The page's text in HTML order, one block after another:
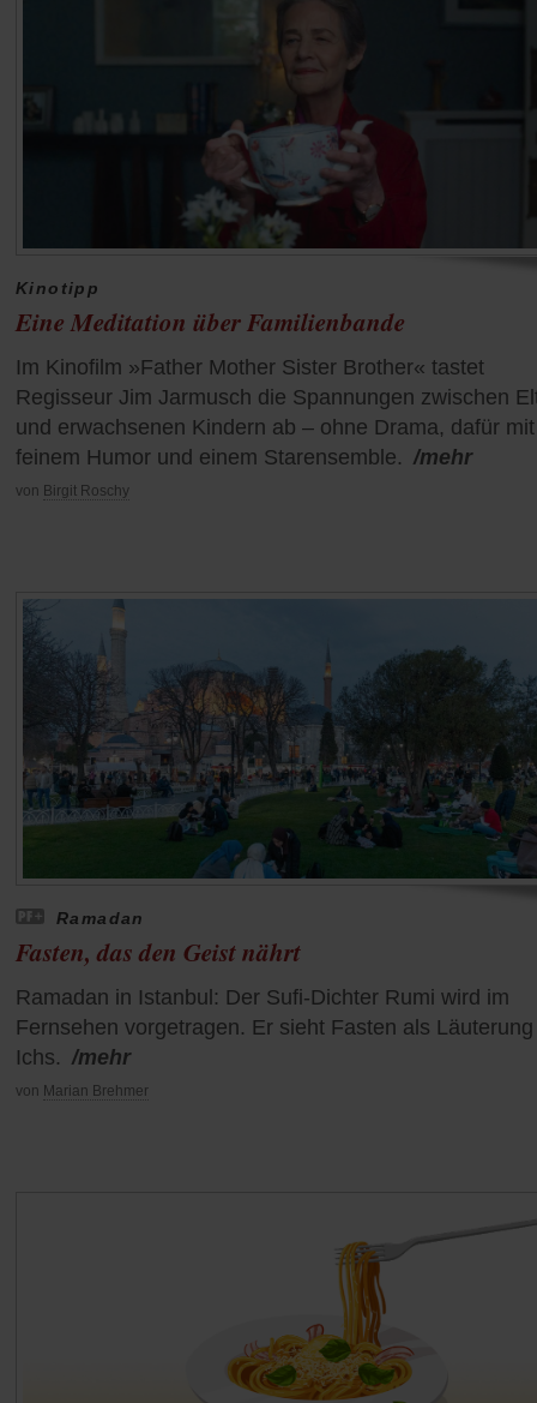
Kinotipp
Eine Meditation über Familienbande
Im Kinofilm »Father Mother Sister Brother« tastet
Regisseur Jim Jarmusch die Spannungen zwischen
und erwachsenen Kindern ab – ohne Drama, dafür mit
feinem Humor und einem Starensemble. /mehr
von Birgit Roschy
Ramadan
Fasten, das den Geist nährt
Ramadan in Istanbul: Der Sufi-Dichter Rumi wird im
Fernsehen vorgetragen. Er sieht Fasten als
Ichs. /mehr
von Marian Brehmer